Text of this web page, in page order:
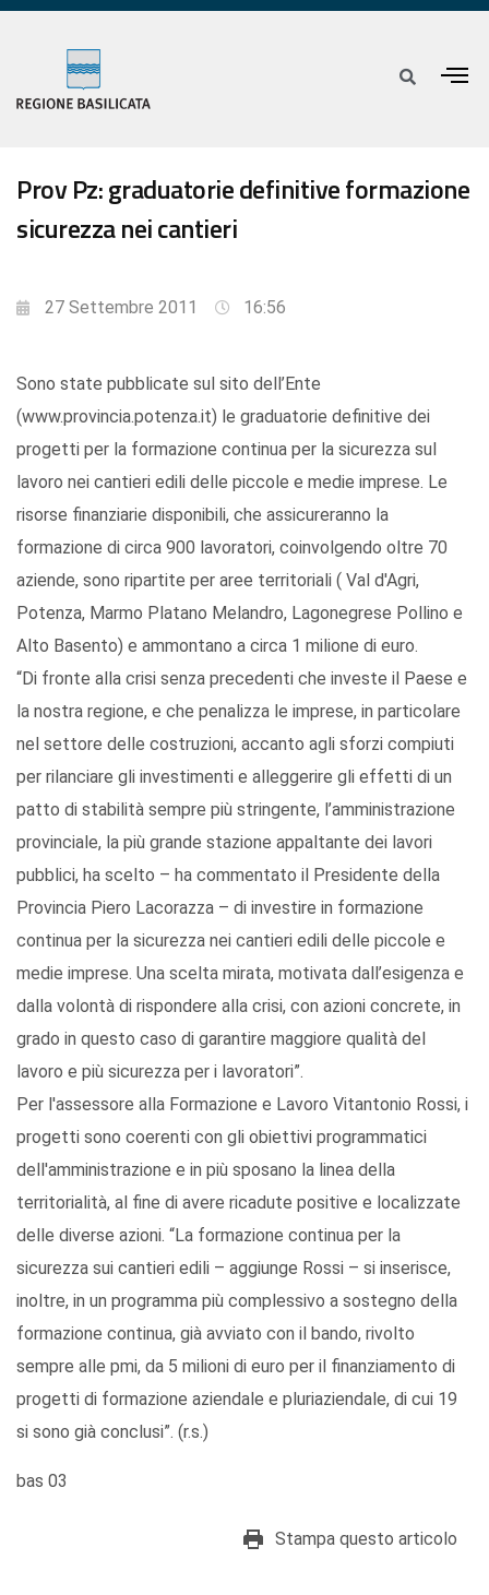
Prov Pz: graduatorie definitive formazione
sicurezza nei cantieri
27 Settembre 2011 16:56
Sono state pubblicate sul sito dell’Ente
(www.provincia.potenza.it) le graduatorie definitive dei
progetti per la formazione continua per la sicurezza sul
lavoro nei cantieri edili delle piccole e medie imprese. Le
risorse finanziarie disponibili, che assicureranno la
formazione di circa 900 lavoratori, coinvolgendo oltre 70
aziende, sono ripartite per aree territoriali ( Val d'Agri,
Potenza, Marmo Platano Melandro, Lagonegrese Pollino e
Alto Basento) e ammontano a circa 1 milione di euro.
“Di fronte alla crisi senza precedenti che investe il Paese e
la nostra regione, e che penalizza le imprese, in particolare
nel settore delle costruzioni, accanto agli sforzi compiuti
per rilanciare gli investimenti e alleggerire gli effetti di un
patto di stabilità sempre più stringente, l’amministrazione
provinciale, la più grande stazione appaltante dei lavori
pubblici, ha scelto – ha commentato il Presidente della
Provincia Piero Lacorazza – di investire in formazione
continua per la sicurezza nei cantieri edili delle piccole e
medie imprese. Una scelta mirata, motivata dall’esigenza e
dalla volontà di rispondere alla crisi, con azioni concrete, in
grado in questo caso di garantire maggiore qualità del
lavoro e più sicurezza per i lavoratori”.
Per l'assessore alla Formazione e Lavoro Vitantonio Rossi, i
progetti sono coerenti con gli obiettivi programmatici
dell'amministrazione e in più sposano la linea della
territorialità, al fine di avere ricadute positive e localizzate
delle diverse azioni. “La formazione continua per la
sicurezza sui cantieri edili – aggiunge Rossi – si inserisce,
inoltre, in un programma più complessivo a sostegno della
formazione continua, già avviato con il bando, rivolto
sempre alle pmi, da 5 milioni di euro per il finanziamento di
progetti di formazione aziendale e pluriaziendale, di cui 19
si sono già conclusi”. (r.s.)
bas 03
Stampa questo articolo